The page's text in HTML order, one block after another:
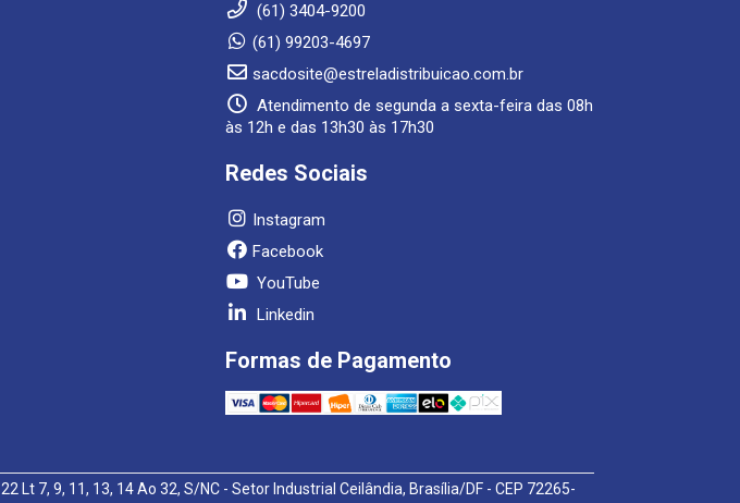
(61) 3404-9200
(61) 99203-4697
sacdosite@estreladistribuicao.com.br
Atendimento de segunda a sexta-feira das 08h
às 12h e das 13h30 às 17h30
Redes Sociais
Instagram
Facebook
YouTube
Linkedin
Formas de Pagamento
Lt 7, 9, 11, 13, 14 Ao 32, S/NC - Setor Industrial Ceilândia, Brasília/DF - CEP 72265-